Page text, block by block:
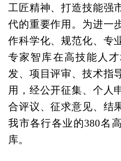
工匠精神、打造技能强
代的重要作用。为进一
作科学化、规范化、专
专家智库在高技能人
发、项目评审、技术指
用，经公开征集、个人
合评议、征求意见、结
我市各行各业的380名
库。